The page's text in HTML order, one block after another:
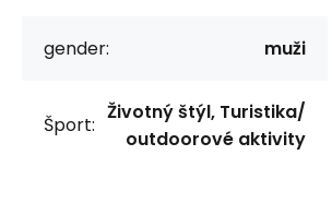
gender: muži
Šport:
Životný štýl, Turistika/
outdoorové aktivity